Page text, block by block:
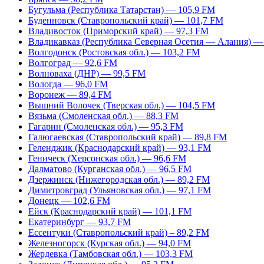
Бугульма (Республика Татарстан) — 105,9 FM
Буденновск (Ставропольский край) — 101,7 FM
Владивосток (Приморский край) — 97,3 FM
Владикавказ (Республика Северная Осетия — Алания)
Волгодонск (Ростовская обл.) — 103,2 FM
Волгоград — 92,6 FM
Волноваха (ДНР) — 99,5 FM
Вологда — 96,0 FM
Воронеж — 89,4 FM
Вышний Волочек (Тверская обл.) — 104,5 FM
Вязьма (Смоленская обл.) — 88,3 FM
Гагарин (Смоленская обл.) — 95,3 FM
Галюгаевская (Ставропольский край) — 89,8 FM
Геленджик (Краснодарский край) — 93,1 FM
Геническ (Херсонская обл.) — 96,6 FM
Далматово (Курганская обл.) — 96,5 FM
Дзержинск (Нижегородская обл.) — 89,2 FM
Димитровград (Ульяновская обл.) — 97,1 FM
Донецк — 102,6 FM
Ейск (Краснодарский край) — 101,1 FM
Екатеринбург — 93,7 FM
Ессентуки (Ставропольский край) – 89,2 FM
Железногорск (Курская обл.) — 94,0 FM
Жердевка (Тамбовская обл.) — 103,3 FM